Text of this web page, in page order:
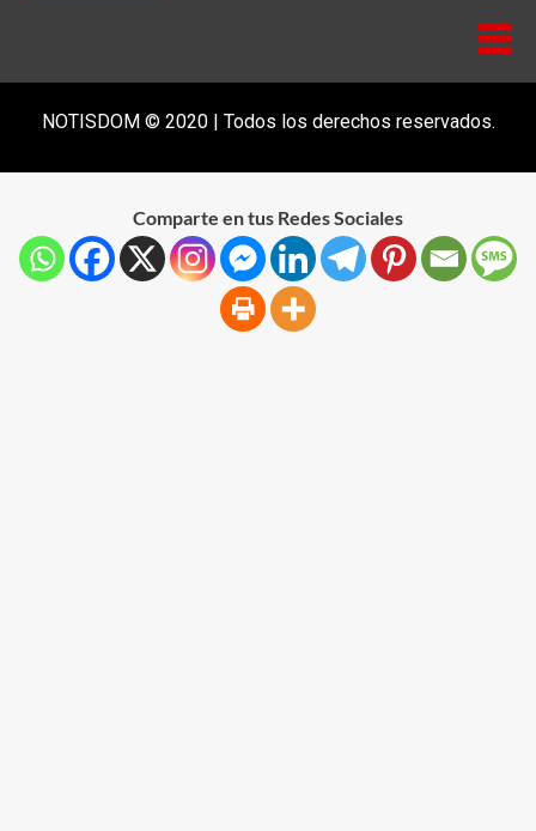
NOTISDOM © 2020 | Todos los derechos reservados.
Comparte en tus Redes Sociales